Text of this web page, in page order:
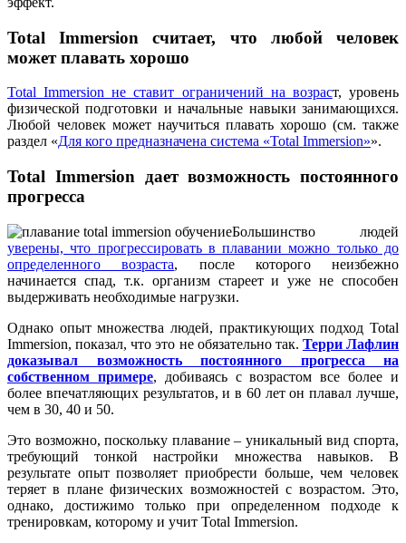
Total Immersion считает, что любой человек
может плавать хорошо
Total Immersion не ставит ограничений на возраст, уровень
физической подготовки и начальные навыки занимающихся.
Любой человек может научиться плавать хорошо (см. также
раздел «Для кого предназначена система «Total Immersion»».
Total Immersion дает возможность постоянного
прогресса
Большинство людей
уверены, что прогрессировать в плавании можно только до
определенного возраста, после которого неизбежно
начинается спад, т.к. организм стареет и уже не способен
выдерживать необходимые нагрузки.
Однако опыт множества людей, практикующих подход Total
Immersion, показал, что это не обязательно так. Терри Лафлин
доказывал возможность постоянного прогресса на
собственном примере, добиваясь с возрастом все более и
более впечатляющих результатов, и в 60 лет он плавал лучше,
чем в 30, 40 и 50.
Это возможно, поскольку плавание – уникальный вид спорта,
требующий тонкой настройки множества навыков. В
результате опыт позволяет приобрести больше, чем человек
теряет в плане физических возможностей с возрастом. Это,
однако, достижимо только при определенном подходе к
тренировкам, которому и учит Total Immersion.